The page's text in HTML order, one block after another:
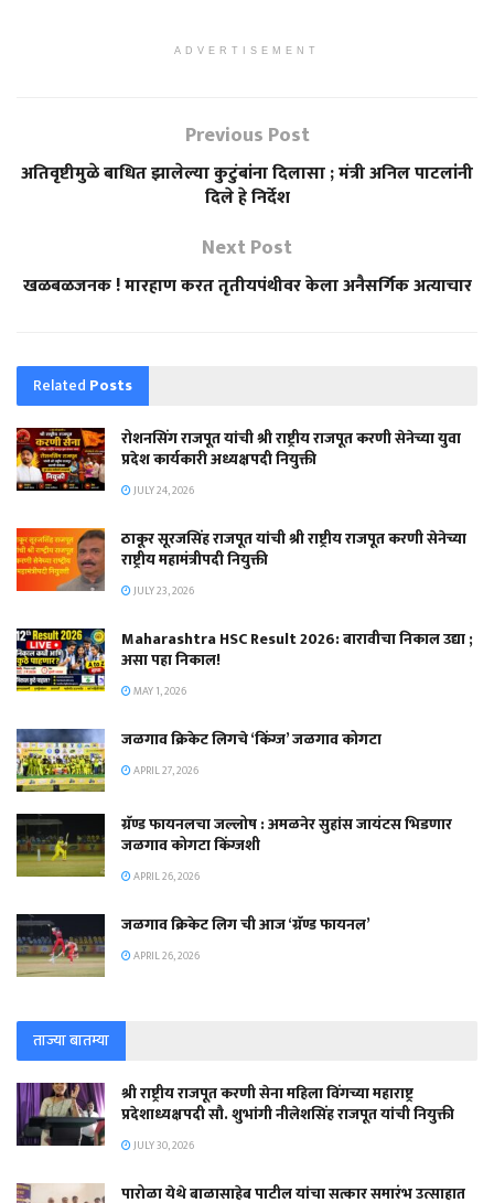
ADVERTISEMENT
Previous Post
अतिवृष्टीमुळे बाधित झालेल्या कुटुंबांना दिलासा ; मंत्री अनिल पाटलांनी
दिले हे निर्देश
Next Post
खळबळजनक ! मारहाण करत तृतीयपंथीवर केला अनैसर्गिक अत्याचार
Related Posts
रोशनसिंग राजपूत यांची श्री राष्ट्रीय राजपूत करणी सेनेच्या युवा
प्रदेश कार्यकारी अध्यक्षपदी नियुक्ती
JULY 24, 2026
ठाकूर सूरजसिंह राजपूत यांची श्री राष्ट्रीय राजपूत करणी सेनेच्या
राष्ट्रीय महामंत्रीपदी नियुक्ती
JULY 23, 2026
Maharashtra HSC Result 2026: बारावीचा निकाल उद्या ;
असा पहा निकाल!
MAY 1, 2026
जळगाव क्रिकेट लिगचे ‘किंग्ज’ जळगाव कोगटा
APRIL 27, 2026
ग्रॅण्ड फायनलचा जल्लोष : अमळनेर सुहांस जायंटस भिडणार
जळगाव कोगटा किंग्जशी
APRIL 26, 2026
जळगाव क्रिकेट लिग ची आज ‘ग्रॅण्ड फायनल’
APRIL 26, 2026
ताज्या बातम्या
श्री राष्ट्रीय राजपूत करणी सेना महिला विंगच्या महाराष्ट्र
प्रदेशाध्यक्षपदी सौ. शुभांगी नीलेशसिंह राजपूत यांची नियुक्ती
JULY 30, 2026
पारोळा येथे बाळासाहेब पाटील यांचा सत्कार समारंभ उत्साहात